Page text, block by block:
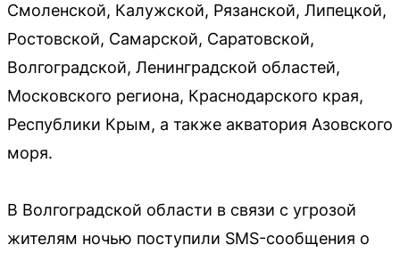
Смоленской, Калужской, Рязанской, Липецкой,
Ростовской, Самарской, Саратовской,
Волгоградской, Ленинградской областей,
Московского региона, Краснодарского края,
Республики Крым, а также акватория Азовского
моря.
В Волгоградской области в связи с угрозой
жителям ночью поступили SMS-сообщения о